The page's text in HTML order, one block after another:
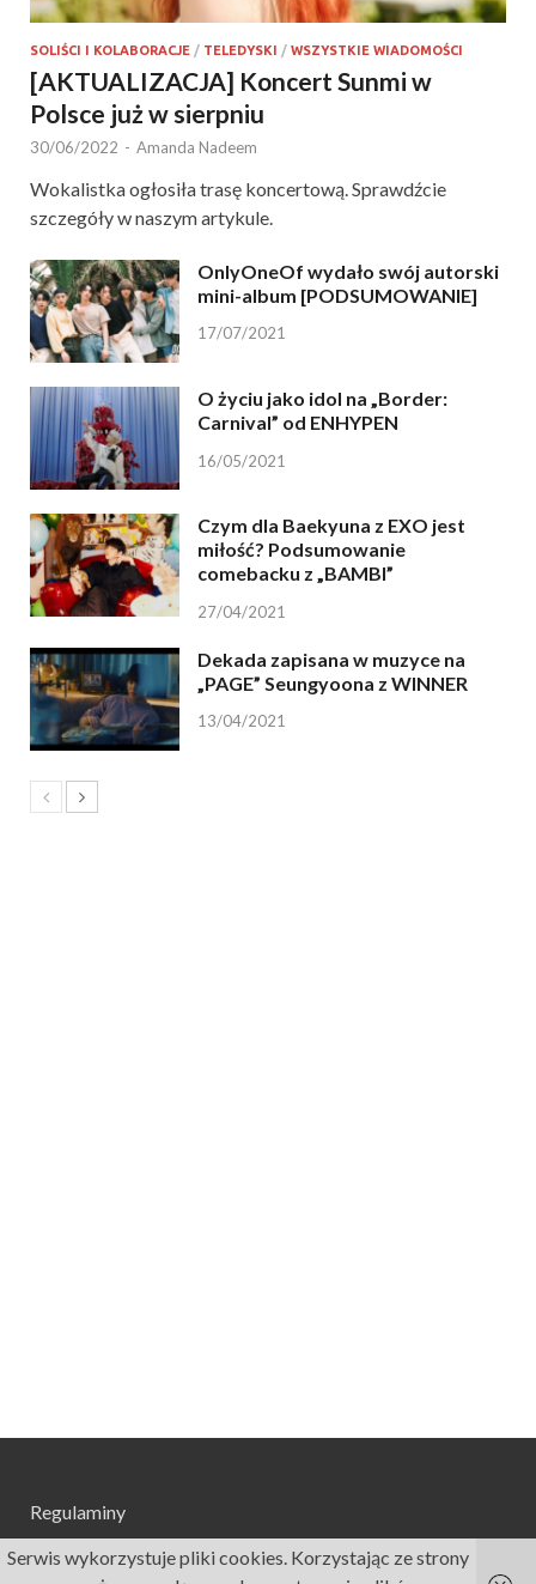
SOLIŚCI I KOLABORACJE / TELEDYSKI / WSZYSTKIE WIADOMOŚCI
[AKTUALIZACJA] Koncert Sunmi w
Polsce już w sierpniu
30/06/2022 - Amanda Nadeem
Wokalistka ogłosiła trasę koncertową. Sprawdźcie
szczegóły w naszym artykule.
OnlyOneOf wydało swój autorski
mini-album [PODSUMOWANIE]
17/07/2021
O życiu jako idol na „Border:
Carnival” od ENHYPEN
16/05/2021
Czym dla Baekyuna z EXO jest
miłość? Podsumowanie
comebacku z „BAMBI”
27/04/2021
Dekada zapisana w muzyce na
„PAGE” Seungyoona z WINNER
13/04/2021
Regulaminy
Serwis wykorzystuje pliki cookies. Korzystając ze strony